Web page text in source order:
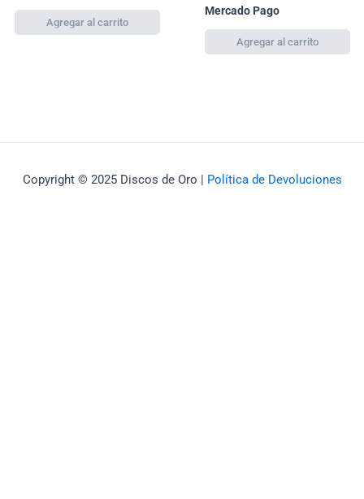
Mercado Pago
Copyright © 2025 Discos de Oro | Política de Devoluciones